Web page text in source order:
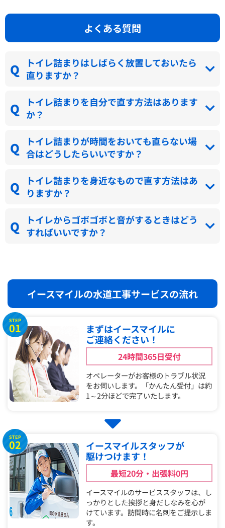
よくある質問
トイレ詰まりはしばらく放置しておいたら
直りますか？
トイレ詰まりを自分で直す方法はあります
か？
トイレ詰まりが時間をおいても直らない場
合はどうしたらいいですか？
トイレ詰まりを身近なもので直す方法はあ
りますか？
トイレからゴボゴボと音がするときはどう
すればいいですか？
イースマイルの水道工事サービスの流れ
STEP
01
まずはイースマイルに
ご連絡ください！
24時間365日受付
オペレーターがお客様のトラブル状況
をお伺いします。「かんたん受付」は約
1～2分ほどで完了いたします。
STEP
02
イースマイルスタッフが
駆けつけます！
最短20分・出張料0円
イースマイルのサービススタッフは、し
っかりとした挨拶と身だしなみを心が
けています。訪問時に名刺をご提示しま
す。